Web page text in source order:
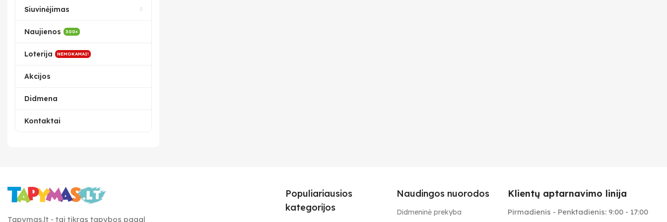
Siuvinėjimas
Naujienos 300+
Loterija NEMOKAMAI!
Akcijos
Didmena
Kontaktai
Tapymas.lt - tai tikras tapybos pagal
Populiariausios
kategorijos
Naudingos nuorodos
Didmeninė prekyba
Klientų aptarnavimo linija
Pirmadienis - Penktadienis: 9:00 - 17:00